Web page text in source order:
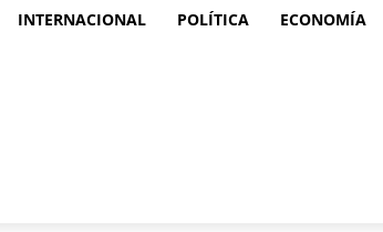
INTERNACIONAL POLÍTICA ECONOMÍA